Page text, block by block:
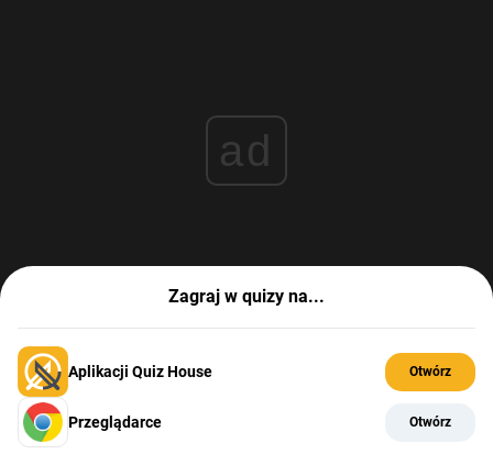
ad
Zagraj w quizy na...
Aplikacji Quiz House Otwórz
Przeglądarce Otwórz